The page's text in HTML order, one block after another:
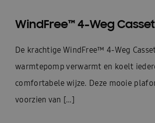
WindFree™ 4-Weg
De krachtige WindFree™ 4-Weg
warmtepomp verwarmt en koelt
comfortabele wijze. Deze mooie
voorzien van […]